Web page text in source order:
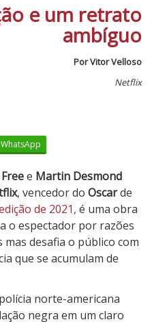
e um retrato
ambíguo
Por Vitor Velloso
Netflix
WhatsApp
e Martin Desmond
, vencedor do Oscarde
de 2021, é uma obra
o espectador por razões
desafia o público com
que se acumulam de
norte-americana
negra em um claro